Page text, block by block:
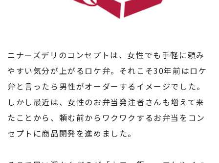
ニナーズデリのコンセプトは、女性でも手軽に頼み
やすい気分が上がるロケ弁。それこそ30年前はロケ
弁と言ったら男性がオーダーするイメージでした。
しかし最近は、女性のお弁当発注者さんも増えて来
たことから、頼む前からワクワクするお弁当をコン
セプトに商品開発を進めました。